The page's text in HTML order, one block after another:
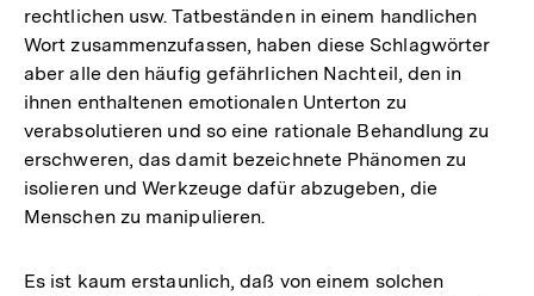
rechtlichen usw. Tatbeständen in einem handlichen
Wort zusammenzufassen, haben diese Schlagwörter
aber alle den häufig gefährlichen Nachteil, den in
ihnen enthaltenen emotionalen Unterton zu
verabsolutieren und so eine rationale Behandlung zu
erschweren, das damit bezeichnete Phänomen zu
isolieren und Werkzeuge dafür abzugeben, die
Menschen zu manipulieren.
Es ist kaum erstaunlich, daß von einem solchen